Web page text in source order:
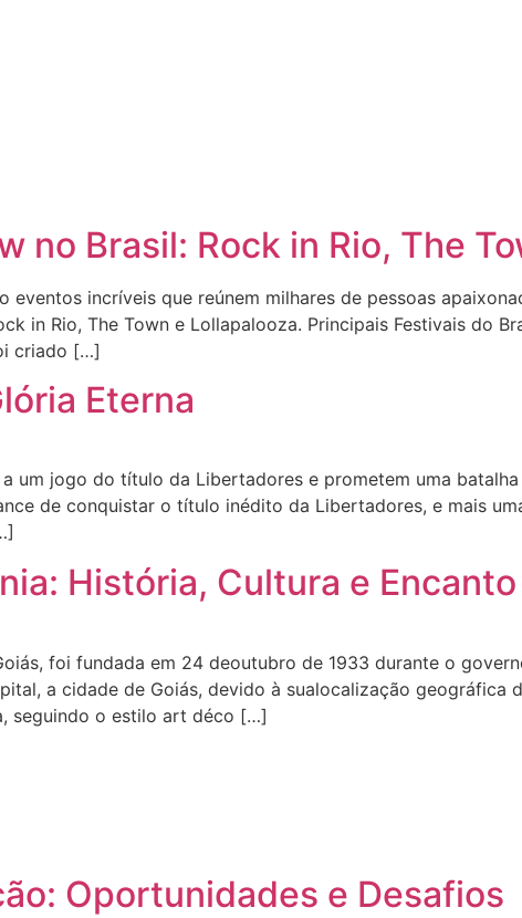
no Brasil: Rock in Rio, The
eventos incríveis que reúnem milhares de pessoas
in Rio, The Town e Lollapalooza. Principais Festivais do
criado […]
Eterna
um jogo do título da Libertadores e prometem uma
de conquistar o título inédito da Libertadores, e mais
História, Cultura e Encanto
foi fundada em 24 deoutubro de 1933 durante o
a cidade de Goiás, devido à sualocalização geográfica
seguindo o estilo art déco […]
Oportunidades e Desafios